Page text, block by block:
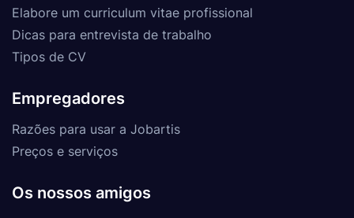
Elabore um curriculum vitae profissional
Dicas para entrevista de trabalho
Tipos de CV
Empregadores
Razões para usar a Jobartis
Preços e serviços
Os nossos amigos